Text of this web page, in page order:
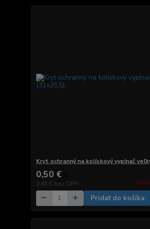
Kryt ochranný na kolískový vypínač
0,50 €
0,41 € bez DPH
Pridať do košíka